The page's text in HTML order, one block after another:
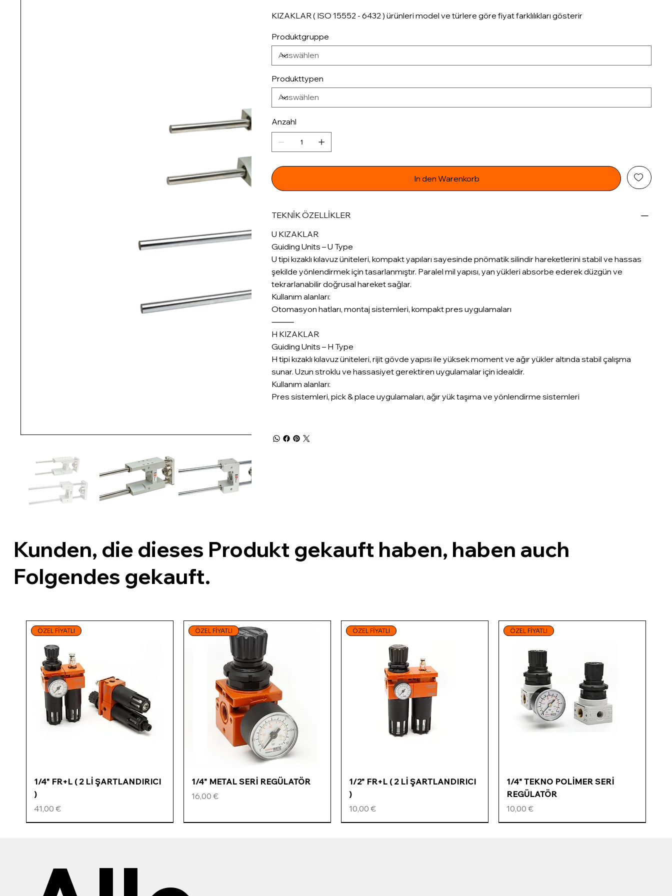
KIZAKLAR ( ISO 15552 - 6432 ) ürünleri model ve türlere göre fiyat farklılıkları gösterir
Produktgruppe
Produkttypen
Anzahl
In den Warenkorb
TEKNİK ÖZELLİKLER
U KIZAKLAR
Guiding Units – U Type
U tipi kızaklı kılavuz üniteleri, kompakt yapıları sayesinde pnömatik silindir hareketlerini stabil ve hassas
şekilde yönlendirmek için tasarlanmıştır. Paralel mil yapısı, yan yükleri absorbe ederek düzgün ve
tekrarlanabilir doğrusal hareket sağlar.
Kullanım alanları:
Otomasyon hatları, montaj sistemleri, kompakt pres uygulamaları
⸻
H KIZAKLAR
Guiding Units – H Type
H tipi kızaklı kılavuz üniteleri, rijit gövde yapısı ile yüksek moment ve ağır yükler altında stabil çalışma
sunar. Uzun stroklu ve hassasiyet gerektiren uygulamalar için idealdir.
Kullanım alanları:
Pres sistemleri, pick & place uygulamaları, ağır yük taşıma ve yönlendirme sistemleri
Kunden, die dieses Produkt gekauft haben, haben auch
Folgendes gekauft.
Schnellansicht
ÖZEL FİYATLI
1/4" FR+L ( 2 Lİ ŞARTLANDIRICI
)
Preis
41,00 €
Schnellansicht
ÖZEL FİYATLI
1/4" METAL SERİ REGÜLATÖR
Preis
16,00 €
Schnellansicht
ÖZEL FİYATLI
1/2" FR+L ( 2 Lİ ŞARTLANDIRICI
)
Preis
10,00 €
Schnellansicht
ÖZEL FİYATLI
1/4" TEKNO POLİMER SERİ
REGÜLATÖR
Preis
10,00 €